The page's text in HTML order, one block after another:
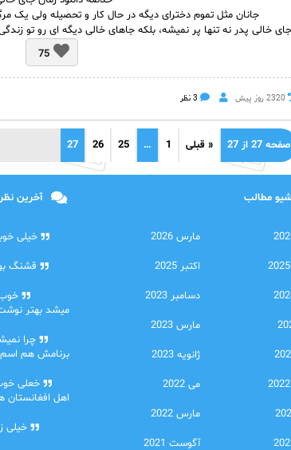
جانان مثل‌‌ تموم دخترای دیگه در حال‌ کار و تحصیله ولی یک‌‌
جای خالی پدر نه تنها پر نمیشه، بلکه جاهای خالی دیگه ای رو تو
75
2320 روز پيش 3 نظر
صفحه 27 از 27 « قبلی 1
…
25
26
27
مطالب
مارس 2026
اکتبر 2025
دسامبر 2023
مارس 2023
ژانویه 2023
می 2022
مارس 2022
آگوست 2021
آخرین
خیلی
قشنگ
میشد بهتر
چرا
برنامش هم اسم
خعلی
اهل
خیلی